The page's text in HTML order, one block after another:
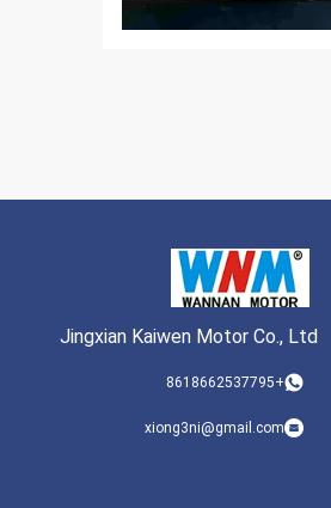
Jingxian Kaiwen Motor Co., Ltd
+8618662537795
xiong3ni@gmail.com